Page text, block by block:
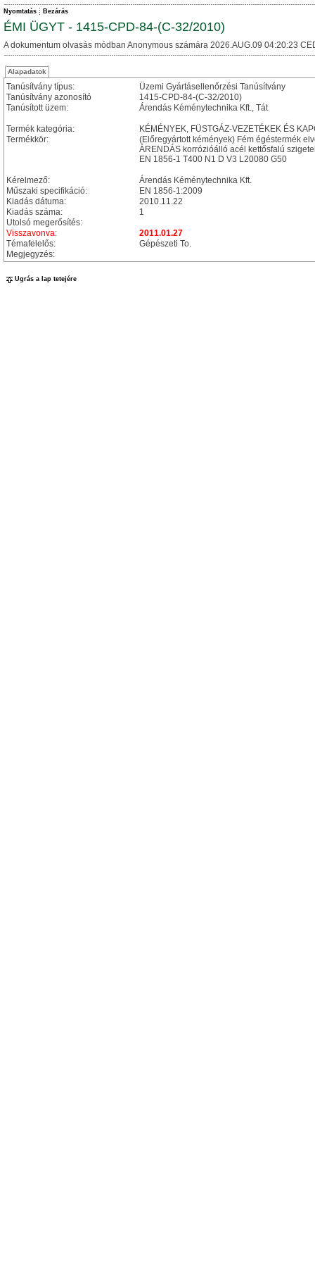
Nyomtatás Bezárás
ÉMI ÜGYT - 1415-CPD-84-(C-32/2010)
A dokumentum olvasás módban Anonymous számára 2026.AUG.09 04:20:23
Alapadatok
Tanúsítvány típus:
Üzemi Gyártásellenőrzési Tanúsítvány
Tanúsítvány azonosító
1415-CPD-84-(C-32/2010)
Tanúsított üzem:
Árendás Kéménytechnika Kft., Tát
Termék kategória:
KÉMÉNYEK, FÜSTGÁZ-VEZETÉKEK ÉS
Termékkör:
(Előregyártott kémények) Fém égéstermék
ÁRENDÁS korrózióálló acél kettősfalú
EN 1856-1 T400 N1 D V3 L20080 G50
Kérelmező:
Árendás Kéménytechnika Kft.
Műszaki specifikáció:
EN 1856-1:2009
Kiadás dátuma:
2010.11.22
Kiadás száma:
1
Utolsó megerősítés:
Visszavonva:
2011.01.27
Témafelelős:
Gépészeti To.
Megjegyzés:
Ugrás a lap tetejére